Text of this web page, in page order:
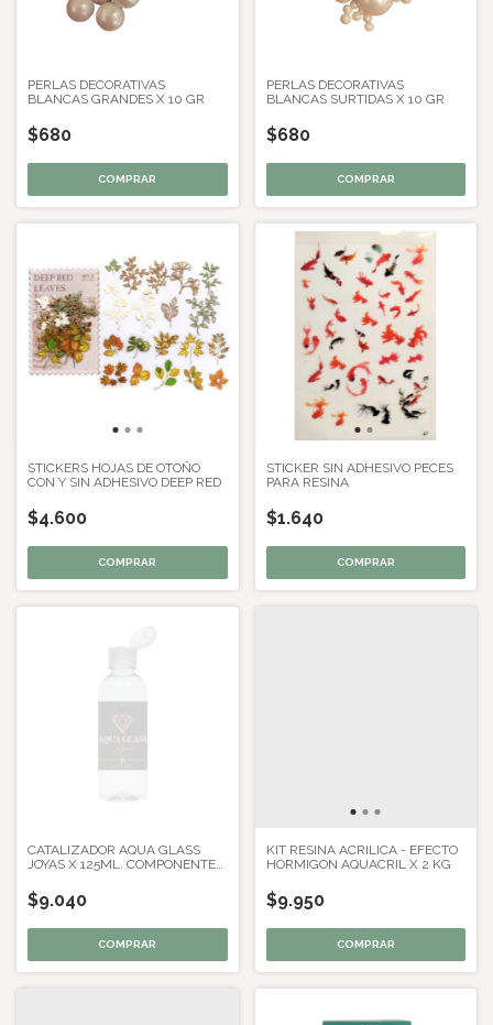
PERLAS DECORATIVAS
BLANCAS GRANDES X 10 GR
$680
PERLAS DECORATIVAS
BLANCAS SURTIDAS X 10 GR
$680
STICKERS HOJAS DE OTOÑO
CON Y SIN ADHESIVO DEEP RED
$4.600
STICKER SIN ADHESIVO PECES
PARA RESINA
$1.640
CATALIZADOR AQUA GLASS
JOYAS X 125ML. COMPONENTE
$9.040
KIT RESINA ACRILICA - EFECTO
HORMIGON AQUACRIL X 2 KG
$9.950